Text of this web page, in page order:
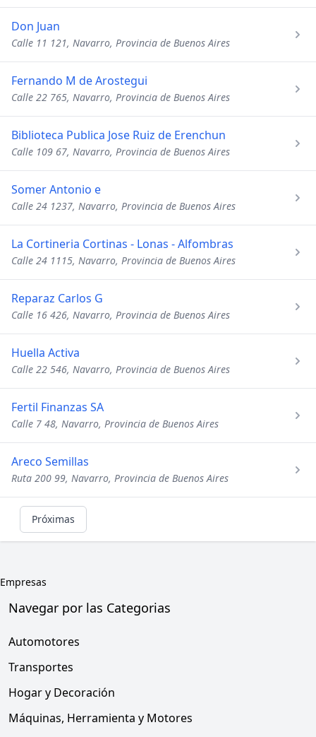
Don Juan
Calle 11 121, Navarro, Provincia de Buenos Aires
Fernando M de Arostegui
Calle 22 765, Navarro, Provincia de Buenos Aires
Biblioteca Publica Jose Ruiz de Erenchun
Calle 109 67, Navarro, Provincia de Buenos Aires
Somer Antonio e
Calle 24 1237, Navarro, Provincia de Buenos Aires
La Cortineria Cortinas - Lonas - Alfombras
Calle 24 1115, Navarro, Provincia de Buenos Aires
Reparaz Carlos G
Calle 16 426, Navarro, Provincia de Buenos Aires
Huella Activa
Calle 22 546, Navarro, Provincia de Buenos Aires
Fertil Finanzas SA
Calle 7 48, Navarro, Provincia de Buenos Aires
Areco Semillas
Ruta 200 99, Navarro, Provincia de Buenos Aires
Próximas
Empresas
Navegar por las Categorias
Automotores
Transportes
Hogar y Decoración
Máquinas, Herramienta y Motores